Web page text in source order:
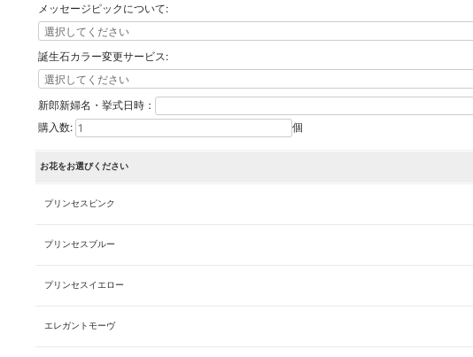
メッセージピックについて:
誕生石カラー変更サービス:
新郎新婦名・挙式日時：
購入数:
個
お花をお選びください
プリンセスピンク
プリンセスブルー
プリンセスイエロー
エレガントモーヴ